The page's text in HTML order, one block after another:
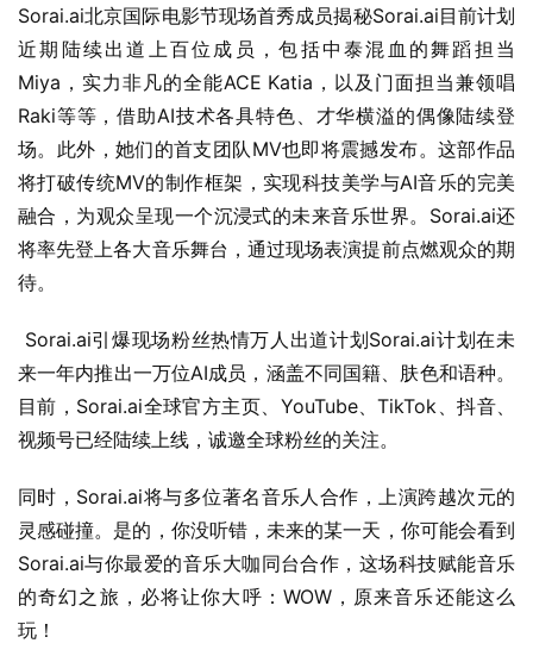
Sorai.ai北京国际电影节现场首秀成员揭秘Sorai.ai目前计划
近期陆续出道上百位成员，包括中泰混血的舞蹈担当
Miya，实力非凡的全能ACE Katia，以及门面担当兼领唱
Raki等等，借助AI技术各具特色、才华横溢的偶像陆续登
场。此外，她们的首支团队MV也即将震撼发布。这部作品
将打破传统MV的制作框架，实现科技美学与AI音乐的完美
融合，为观众呈现一个沉浸式的未来音乐世界。Sorai.ai还
将率先登上各大音乐舞台，通过现场表演提前点燃观众的期
待。
Sorai.ai引爆现场粉丝热情万人出道计划Sorai.ai计划在未
来一年内推出一万位AI成员，涵盖不同国籍、肤色和语种。
目前，Sorai.ai全球官方主页、YouTube、TikTok、抖音、
视频号已经陆续上线，诚邀全球粉丝的关注。
同时，Sorai.ai将与多位著名音乐人合作，上演跨越次元的
灵感碰撞。是的，你没听错，未来的某一天，你可能会看到
Sorai.ai与你最爱的音乐大咖同台合作，这场科技赋能音乐
的奇幻之旅，必将让你大呼：WOW，原来音乐还能这么
玩！